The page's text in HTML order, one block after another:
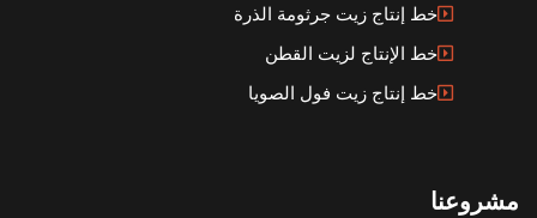
خط إنتاج زيت جرثومة الذرة
خط الإنتاج لزيت القطن
خط إنتاج زيت فول الصويا
مشروعنا